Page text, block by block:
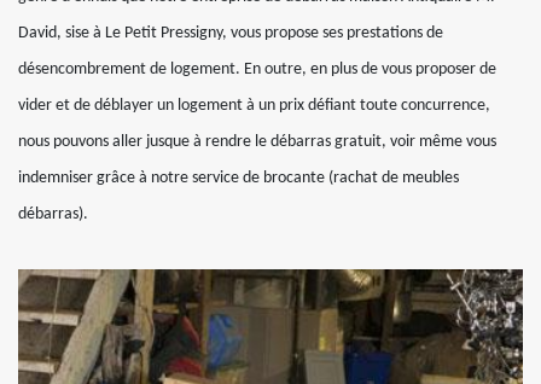
David, sise à Le Petit Pressigny, vous propose ses prestations de
désencombrement de logement. En outre, en plus de vous proposer de
vider et de déblayer un logement à un prix défiant toute concurrence,
nous pouvons aller jusque à rendre le débarras gratuit, voir même vous
indemniser grâce à notre service de brocante (rachat de meubles
débarras).